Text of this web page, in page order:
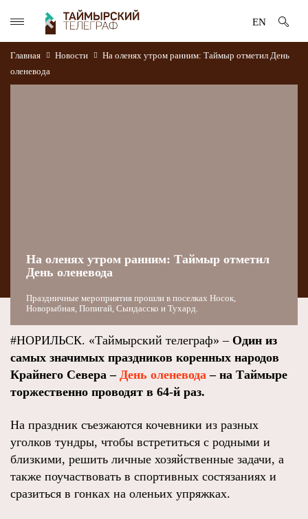
EN
Главная Новости
На оленях утром ранним: Таймыр отметил День
оленевода
На оленях утром ранним: Таймыр отметил
День оленевода
Праздничные мероприятия прошли в поселках Носок,
Новорыбная, Попигай, Сындасско и Тухард.
#НОРИЛЬСК. «Таймырский телеграф» – Один из
самых значимых праздников коренных народов
Крайнего Севера – День оленевода – на Таймыре
торжественно проводят в 64-й раз.
На праздник съезжаются кочевники из разных
уголков тундры, чтобы встретиться с родными и
близкими, решить личные хозяйственные задачи, а
также поучаствовать в спортивных состязаниях и
сразиться в гонках на оленьих упряжках.